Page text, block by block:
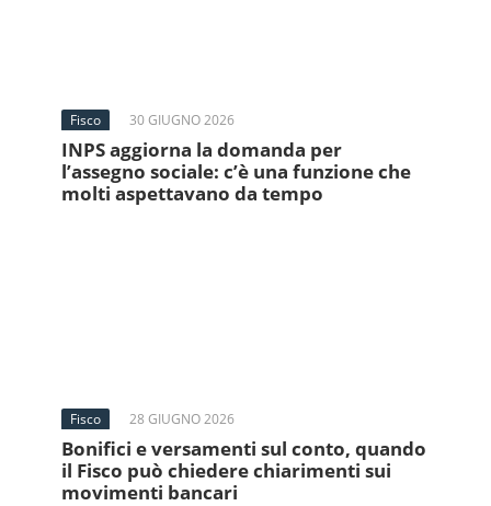
Fisco 30 GIUGNO 2026
INPS aggiorna la domanda per
l’assegno sociale: c’è una funzione che
molti aspettavano da tempo
Fisco 28 GIUGNO 2026
Bonifici e versamenti sul conto, quando
il Fisco può chiedere chiarimenti sui
movimenti bancari